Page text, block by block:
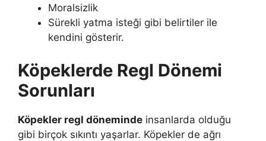
Moralsizlik
Sürekli yatma isteği gibi belirtiler ile
kendini gösterir.
Köpeklerde Regl Dönemi
Sorunları
Köpekler regl döneminde insanlarda olduğu
gibi birçok sıkıntı yaşarlar. Köpekler de ağrı